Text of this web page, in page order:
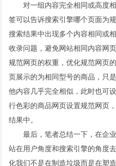
对一组内容完全相同或高度相
签可以告诉搜索引擎哪个页面为
搜索结果中出现多个内容相同或
收录问题，避免网站相同内容网
规范网页的权重，优化规范网页
页展示的为相同型号的商品，只
他内容几乎完全相似，此时也可
行色彩的商品网页设置规范网页
结果中。
最后，笔者总结一下，在企业
站在用户角度和搜索引擎的角度
化我们不是在制造垃圾而是在塑